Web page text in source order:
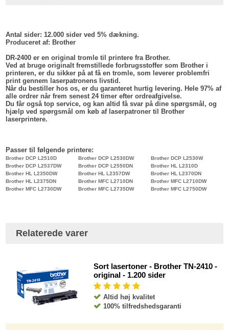
Antal sider: 12.000 sider ved 5% dækning.
Produceret af: Brother
DR-2400 er en original tromle til printere fra Brother.
Ved at bruge originalt fremstillede forbrugsstoffer som Brother i
printeren, er du sikker på at få en tromle, som leverer problemfri
print gennem laserpatronens livstid.
Når du bestiller hos os, er du garanteret hurtig levering. Hele 97% af
alle ordrer når frem senest 24 timer efter ordreafgivelse.
Du får også top service, og kan altid få svar på dine spørgsmål, og
hjælp ved spørgsmål om køb af laserpatroner til Brother
laserprintere.
Passer til følgende printere:
Brother DCP L2510D Brother DCP L2530DW
Brother DCP L2530W
Brother DCP L2537DW
Brother DCP L2550DN
Brother HL L2310D
Brother HL L2350DW
Brother HL L2357DW
Brother HL L2370DN
Brother HL L2375DN
Brother MFC L2710DN
Brother MFC L2710DW
Brother MFC L2730DW
Brother MFC L2735DW Brother MFC L2750DW
Relaterede varer
Sort lasertoner - Brother TN-2410 -
original - 1.200 sider
Altid høj kvalitet
100% tilfredshedsgaranti